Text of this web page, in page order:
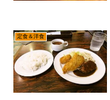
定食＆洋食